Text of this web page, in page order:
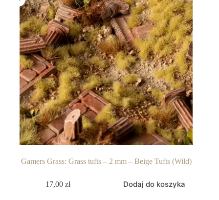
Gamers Grass: Grass tufts – 2 mm – Beige Tufts (Wild)
17,00zł Dodaj do koszyka